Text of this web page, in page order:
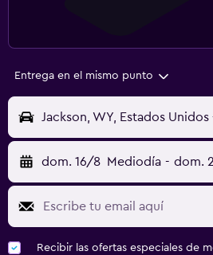
Entrega en el mismo punto
Jackson, WY, Estados
dom. 16/8 Mediodía - dom.
Recibir las ofertas especiales de